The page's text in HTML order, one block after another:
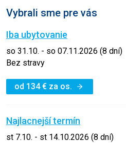
Vybrali sme pre vás
Iba ubytovanie
so 31.10. - so 07.11.2026 (8 dní)
Bez stravy
od 134€ za os.
Najlacnejší termín
st 7.10. - st 14.10.2026 (8 dní)